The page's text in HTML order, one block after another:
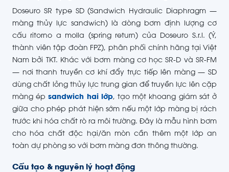
Doseuro SR type SD (Sandwich Hydraulic Diaphragm —
màng thủy lực sandwich) là dòng bơm định lượng cơ
cấu ritorno a molla (spring return) của Doseuro S.r.l. (Ý,
thành viên tập đoàn FPZ), phân phối chính hãng tại Việt
Nam bởi TKT. Khác với bơm màng cơ học SR-D và SR-FM
— nơi thanh truyền cơ khí đẩy trực tiếp lên màng — SD
dùng chất lỏng thủy lực trung gian để truyền lực lên cặp
màng épsandwich hai lớp, tạo một khoang giám sát ở
giữa cho phép phát hiện sớm nếu một lớp màng bị rách
trước khi hóa chất rò ra môi trường. Đây là mẫu hình bơm
cho hóa chất độc hại/ăn mòn cần thêm một lớp an
toàn dự phòng so với bơm màng đơn thông thường.
Cấu tạo & nguyên lý hoạt động